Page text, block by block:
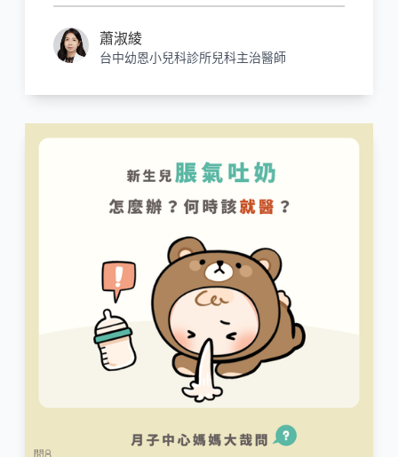
蕭淑綾
台中幼恩小兒科診所兒科主治醫師